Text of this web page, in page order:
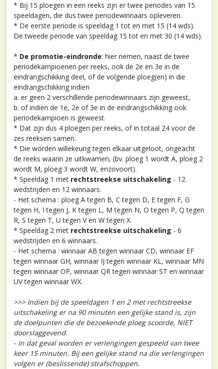
* Bij 15 ploegen in een reeks zijn er twee periodes van 15
speeldagen, die dus twee periodewinnaars opleveren.
* De eerste periode is speeldag 1 tot en met 15 (14 wds).
De tweede periode van speeldag 15 tot en met 30 (14 wds).
* De promotie-eindronde: hier nemen, naast de twee
periodekampioenen per reeks, ook de 2e en 3e in de
eindrangschikking deel, of de volgende ploeg(en) in die
eindrangschikking indien
a. er geen 2 verschillende periodewinnaars zijn geweest,
b. of indien de 1e, 2e of 3e in de eindrangschikking ook
periodekampioen is geweest.
* Dat zijn dus 4 ploegen per reeks, of in totaal 24 voor de
zes reeksen samen.
* Die worden willekeurig tegen elkaar uitgeloot, ongeacht
de reeks waarin ze uitkwamen, (bv. ploeg 1 wordt A, ploeg 2
wordt M, ploeg 3 wordt W, enzovoort).
* Speeldag 1 met rechtstreekse uitschakeling - 12
wedstrijden en 12 winnaars.
- Het schema : ploeg A tegen B, C tegen D, E tegen F, G
tegen H, I tegen J, K tegen L, M tegen N, O tegen P, Q tegen
R, S tegen T, U tegen V en W tegen X.
* Speeldag 2 met rechtstreekse uitschakeling - 6
wedstrijden en 6 winnaars.
- Het schema : winnaar AB tegen winnaar CD, winnaar EF
tegen winnaar GH, winnaar IJ tegen winnaar KL, winnaar MN
tegen winnaar OP, winnaar QR tegen winnaar ST en winnaar
UV tegen winnaar WX.
>>> Indien bij de speeldagen 1 en 2 met rechtstreekse
uitschakeling er na 90 minuten een gelijke stand is, zijn
de doelpunten die de bezoekende ploeg scoorde, NIET
doorslaggevend.
- In dat geval worden er verlengingen gespeeld van twee
keer 15 minuten. Bij een gelijke stand na die verlengingen
volgen er (beslissende) strafschoppen.